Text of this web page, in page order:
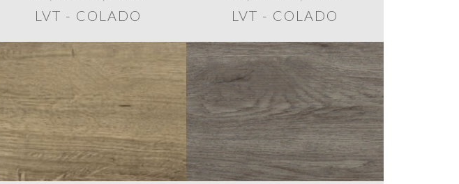
LVT - COLADO
LVT - COLADO